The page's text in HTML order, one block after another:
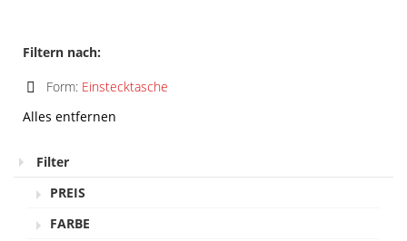
Filtern nach:
Form: Einstecktasche
Artikel
Alles entfernen
Filter
PREIS
FARBE